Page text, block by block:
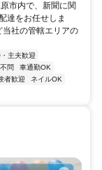
市内で、新聞に関
達をお任せしま
社の管轄エリアの
主夫歓迎
問
車通勤OK
者歓迎
ネイルOK